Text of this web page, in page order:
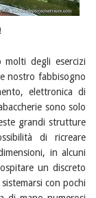
degli esercizi
nostro fabbisogno
elettronica di
sono solo
grandi strutture
di ricreare
in alcuni
un discreto
con pochi